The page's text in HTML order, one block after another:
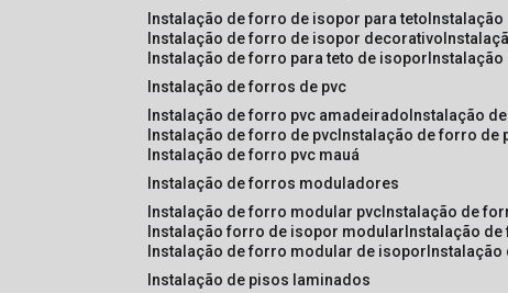
instalação de forro de isopor para teto
instalação de forro de isopor decorativo
instalação de forro para teto de isopor
instalação de forros de pvc
instalação de forro pvc amadeirado instalação
instalação de forro de pvc instalação de forro de
instalação de forro pvc mauá
instalação de forros moduladores
instalação de forro modular pvc instalação de
instalação forro de isopor modular instalação
instalação de forro modular de isopor
instalação de pisos laminados